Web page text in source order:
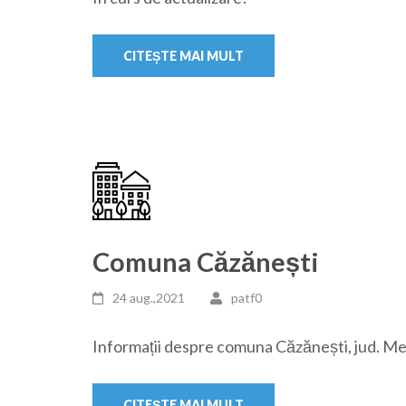
CITEȘTE MAI MULT
Comuna Căzănești
24 aug.,2021 patf0
Informații despre comuna Căzănești, jud.